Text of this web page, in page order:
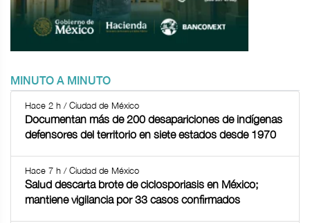
MINUTO A MINUTO
Hace 2 h / Ciudad de México
Documentan más de 200 desapariciones de indígenas
defensores del territorio en siete estados desde 1970
Hace 7 h / Ciudad de México
Salud descarta brote de ciclosporiasis en México;
mantiene vigilancia por 33 casos confirmados